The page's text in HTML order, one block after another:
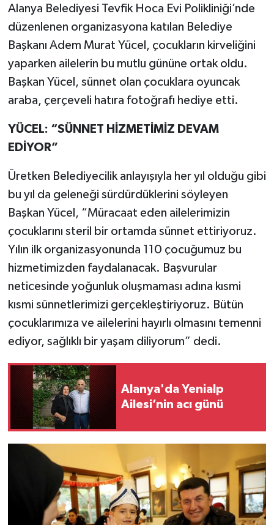
Alanya Belediyesi Tevfik Hoca Evi Polikliniği’nde
düzenlenen organizasyona katılan Belediye
Başkanı Adem Murat Yücel, çocukların kirveliğini
yaparken ailelerin bu mutlu gününe ortak oldu.
Başkan Yücel, sünnet olan çocuklara oyuncak
araba, çerçeveli hatıra fotoğrafı hediye etti.
YÜCEL: “SÜNNET HİZMETİMİZ DEVAM
EDİYOR”
Üretken Belediyecilik anlayışıyla her yıl olduğu gibi
bu yıl da geleneği sürdürdüklerini söyleyen
Başkan Yücel, “Müracaat eden ailelerimizin
çocuklarını steril bir ortamda sünnet ettiriyoruz.
Yılın ilk organizasyonunda 110 çocuğumuz bu
hizmetimizden faydalanacak. Başvurular
neticesinde yoğunluk oluşmaması adına kısmi
kısmi sünnetlerimizi gerçekleştiriyoruz. Bütün
çocuklarımıza ve ailelerini hayırlı olmasını temenni
ediyor, sağlıklı bir yaşam diliyorum” dedi.
Alanya'da Yenialp
Ailesi’nin acı günü